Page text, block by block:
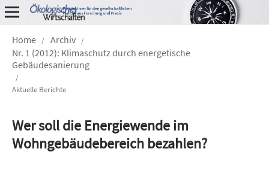
Home / Archiv /
Nr. 1 (2012): Klimaschutz durch energetische
Gebäudesanierung
/
Aktuelle Berichte
Wer soll die Energiewende im
Wohngebäudebereich bezahlen?